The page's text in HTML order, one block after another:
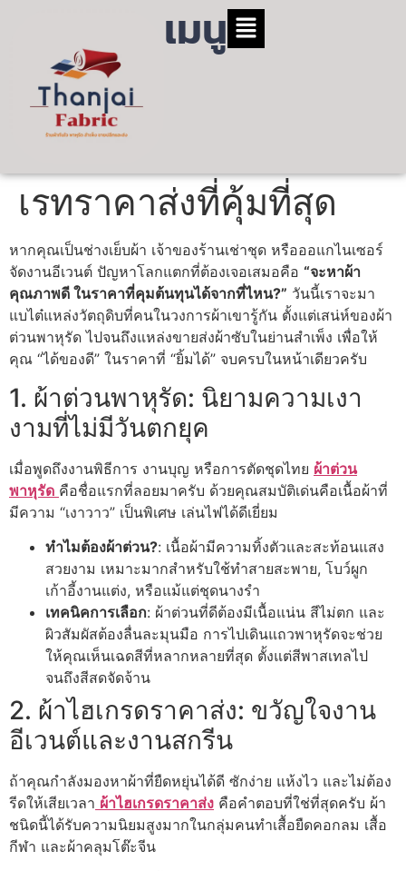
เมนู
เรทราคาส่งที่คุ้มที่สุด
หากคุณเป็นช่างเย็บผ้า เจ้าของร้านเช่าชุด หรือออแกไนเซอร์
จัดงานอีเวนต์ ปัญหาโลกแตกที่ต้องเจอเสมอคือ “จะหาผ้า
คุณภาพดี ในราคาที่คุมต้นทุนได้จากที่ไหน?” วันนี้เราจะมา
แบไต๋แหล่งวัตถุดิบที่คนในวงการผ้าเขารู้กัน ตั้งแต่เสน่ห์ของผ้า
ต่วนพาหุรัด ไปจนถึงแหล่งขายส่งผ้าซับในย่านสำเพ็ง เพื่อให้
คุณ “ได้ของดี” ในราคาที่ “ยิ้มได้” จบครบในหน้าเดียวครับ
1. ผ้าต่วนพาหุรัด: นิยามความเงา
งามที่ไม่มีวันตกยุค
เมื่อพูดถึงงานพิธีการ งานบุญ หรือการตัดชุดไทย ผ้าต่วน
พาหุรัด คือชื่อแรกที่ลอยมาครับ ด้วยคุณสมบัติเด่นคือเนื้อผ้าที่
มีความ “เงาวาว” เป็นพิเศษ เล่นไฟได้ดีเยี่ยม
ทำไมต้องผ้าต่วน?: เนื้อผ้ามีความทิ้งตัวและสะท้อนแสง
สวยงาม เหมาะมากสำหรับใช้ทำสายสะพาย, โบว์ผูก
เก้าอี้งานแต่ง, หรือแม้แต่ชุดนางรำ
เทคนิคการเลือก: ผ้าต่วนที่ดีต้องมีเนื้อแน่น สีไม่ตก และ
ผิวสัมผัสต้องลื่นละมุนมือ การไปเดินแถวพาหุรัดจะช่วย
ให้คุณเห็นเฉดสีที่หลากหลายที่สุด ตั้งแต่สีพาสเทลไป
จนถึงสีสดจัดจ้าน
2. ผ้าไฮเกรดราคาส่ง: ขวัญใจงาน
อีเวนต์และงานสกรีน
ถ้าคุณกำลังมองหาผ้าที่ยืดหยุ่นได้ดี ซักง่าย แห้งไว และไม่ต้อง
รีดให้เสียเวลา ผ้าไฮเกรดราคาส่ง คือคำตอบที่ใช่ที่สุดครับ ผ้า
ชนิดนี้ได้รับความนิยมสูงมากในกลุ่มคนทำเสื้อยืดคอกลม เสื้อ
กีฬา และผ้าคลุมโต๊ะจีน